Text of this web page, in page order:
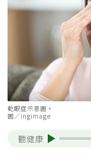
乾眼症示意圖。
圖／ingimage
聽健康